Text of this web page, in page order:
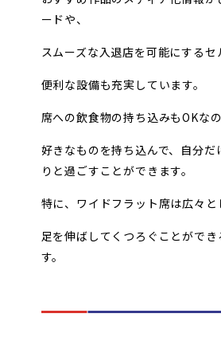
ードや、
スムーズな入退店を可能にするセ
便利な設備も充実しています。
席への飲食物の持ち込みもOKなの
好きなものを持ち込んで、自分だ
りと過ごすことができます。
特に、ワイドフラット席は広々と
足を伸ばしてくつろぐことがで
す。